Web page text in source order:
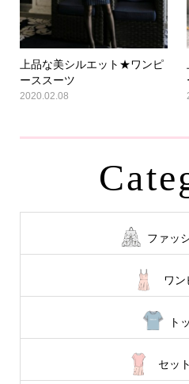
上品な美シルエット★ワンピ
ーススーツ
2020.02.08
ファッ
ワン
ト
セッ